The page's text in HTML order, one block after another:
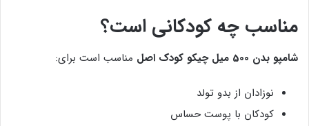
مناسب چه کودکانی است؟
شامپو بدن 500 میل چیکو کودک اصل مناسب است برای:
نوزادان از بدو تولد
کودکان با پوست حساس